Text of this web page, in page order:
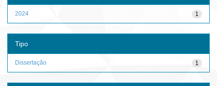
1
2024
Tipo
1
Dissertação